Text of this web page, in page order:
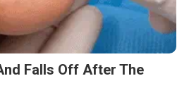
Falls Off After The